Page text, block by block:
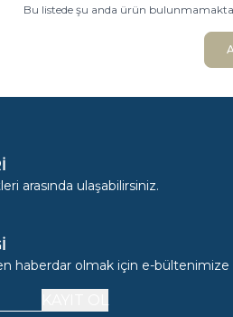
Bu listede şu anda ürün
arasında ulaşabilirsiniz.
haberdar olmak için e-bültenimize